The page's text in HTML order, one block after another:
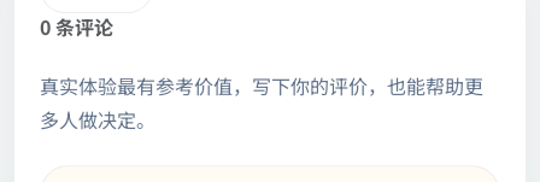
0 条评论
真实体验最有参考价值，写下你的评价，也能帮助更
多人做决定。